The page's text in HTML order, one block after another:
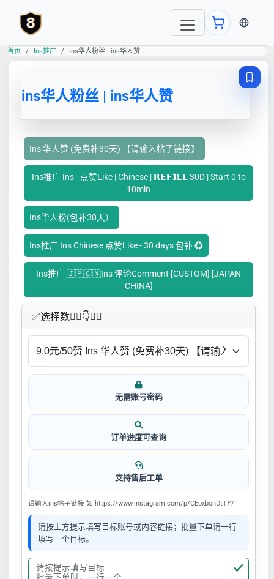
当前语
首页 Ins推广 ins华人粉丝 | ins华人赞
ins华人粉丝 | ins华人赞
Ins 华人赞 (免费补30天) 【请输入帖子链接】
Ins推广 Ins - 点赞Like | Chinese | 𝗥𝗘𝗙𝗜𝗟𝗟 30D | Start 0 to
10min
Ins华人粉(包补30天）
Ins推广 Ins Chinese 点赞Like - 30 days 包补 ♻️
Ins推广 🇯🇵🇨🇳Ins 评论Comment [CUSTOM] [JAPAN
CHINA]
✅​选择数👇🏻​​👇👇🏻​​
无需账号密码
订单进度可查询
支持售后工单
请输入ins帖子链接 如 https://www.instagram.com/p/CEoxbonDtTY/
请按上方提示填写目标账号或内容链接；批量下单请一行
填写一个目标。